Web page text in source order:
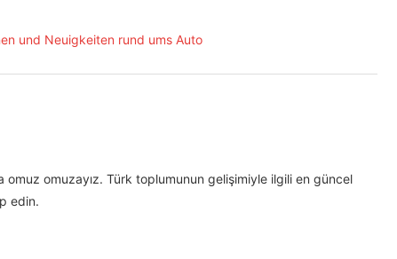
omuz omuzayız. Türk toplumunun gelişimiyle ilgili en güncel
edin.